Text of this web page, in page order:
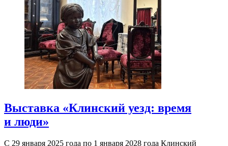
Выставка «Клинский уезд: время
и люди»
С 29 января 2025 года по 1 января 2028 года Клинский